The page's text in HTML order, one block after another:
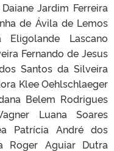
Jardim Ferreira
de Ávila de Lemos
Lascano
Fernando de Jesus
Santos da Silveira
Klee Oehlschlaeger
Belem Rodrigues
Luana Soares
Patrícia André dos
Roger Aguiar Dutra